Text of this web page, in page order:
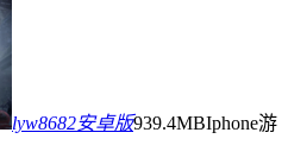
lyw8682安卓版939.4MBIphone游